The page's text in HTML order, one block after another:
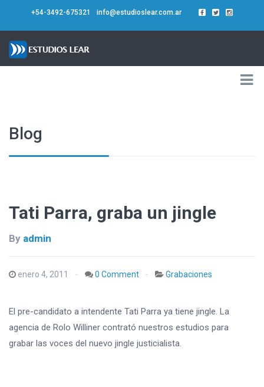
+54-3492-675321 info@estudioslear.com.ar
Blog
Tati Parra, graba un jingle
By admin
enero 4, 2011 0 Comment Grabaciones
El pre-candidato a intendente Tati Parra ya tiene jingle. La
agencia de Rolo Williner contrató nuestros estudios para
grabar las voces del nuevo jingle justicialista.